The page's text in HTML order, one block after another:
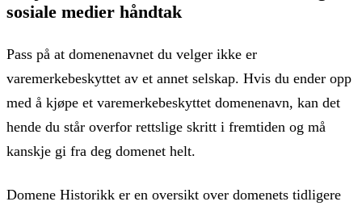
sosiale medier håndtak
Pass på at domenenavnet du velger ikke er
varemerkebeskyttet av et annet selskap. Hvis du ender opp
med å kjøpe et varemerkebeskyttet domenenavn, kan det
hende du står overfor rettslige skritt i fremtiden og må
kanskje gi fra deg domenet helt.
Domene Historikk er en oversikt over domenets tidligere